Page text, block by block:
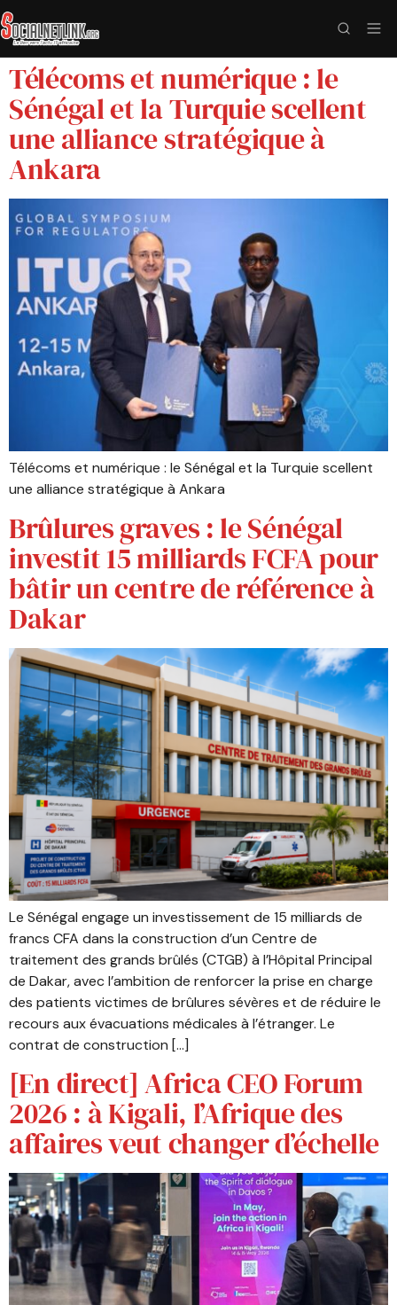
Télécoms et numérique : le
Sénégal et la Turquie scellent
une alliance stratégique à
Ankara
Télécoms et numérique : le Sénégal et la Turquie scellent
une alliance stratégique à Ankara
Brûlures graves : le Sénégal
investit 15 milliards FCFA pour
bâtir un centre de référence à
Dakar
Le Sénégal engage un investissement de 15 milliards de
francs CFA dans la construction d’un Centre de
traitement des grands brûlés (CTGB) à l’Hôpital Principal
de Dakar, avec l’ambition de renforcer la prise en charge
des patients victimes de brûlures sévères et de réduire le
recours aux évacuations médicales à l’étranger. Le
contrat de construction […]
[En direct] Africa CEO Forum
2026 : à Kigali, l’Afrique des
affaires veut changer d’échelle